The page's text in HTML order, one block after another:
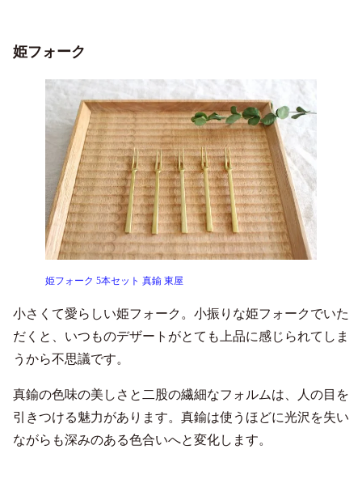
姫フォーク
姫フォーク 5本セット 真鍮 東屋
小さくて愛らしい姫フォーク。小振りな姫フォークでいた
だくと、いつものデザートがとても上品に感じられてしま
うから不思議です。
真鍮の色味の美しさと二股の繊細なフォルムは、人の目を
引きつける魅力があります。真鍮は使うほどに光沢を失い
ながらも深みのある色合いへと変化します。